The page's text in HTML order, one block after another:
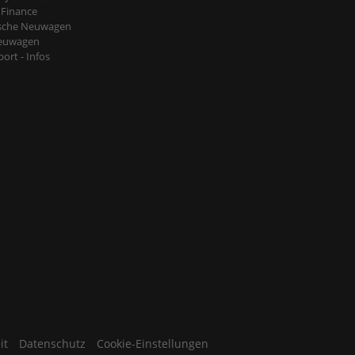
Neuwagen
- Infos
Datenschutz
Cookie-Einstellungen